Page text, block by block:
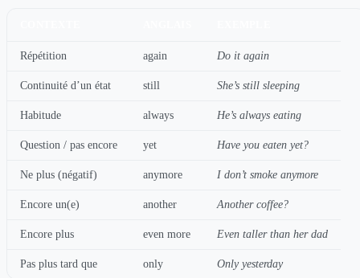
Répétition again Do it again
Continuité d’un état still She’s still sleeping
Habitude always He’s always eating
Question / pas encore yet Have you eaten yet?
Ne plus (négatif) anymore I don’t smoke anymore
Encore un(e) another Another coffee?
Encore plus even more Even taller than her dad
Pas plus tard que only Only yesterday